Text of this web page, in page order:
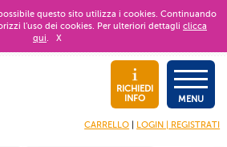
questo sito utilizza i cookies. Continuando
l’uso dei cookies. Per ulteriori dettagli clicca
qui. X
RICHIEDI
INFO
MENU
CARRELLO LOGIN | REGISTRATI